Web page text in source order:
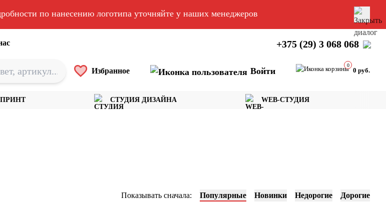
по нанесению логотипа уточняйте у наших менеджеров
+375 (29) 3 068 068
Избранное Войти
0
0 руб.
СТУДИЯ ДИЗАЙНА WEB-СТУДИЯ
Показывать сначала: Популярные Новинки Недорогие Дорогие